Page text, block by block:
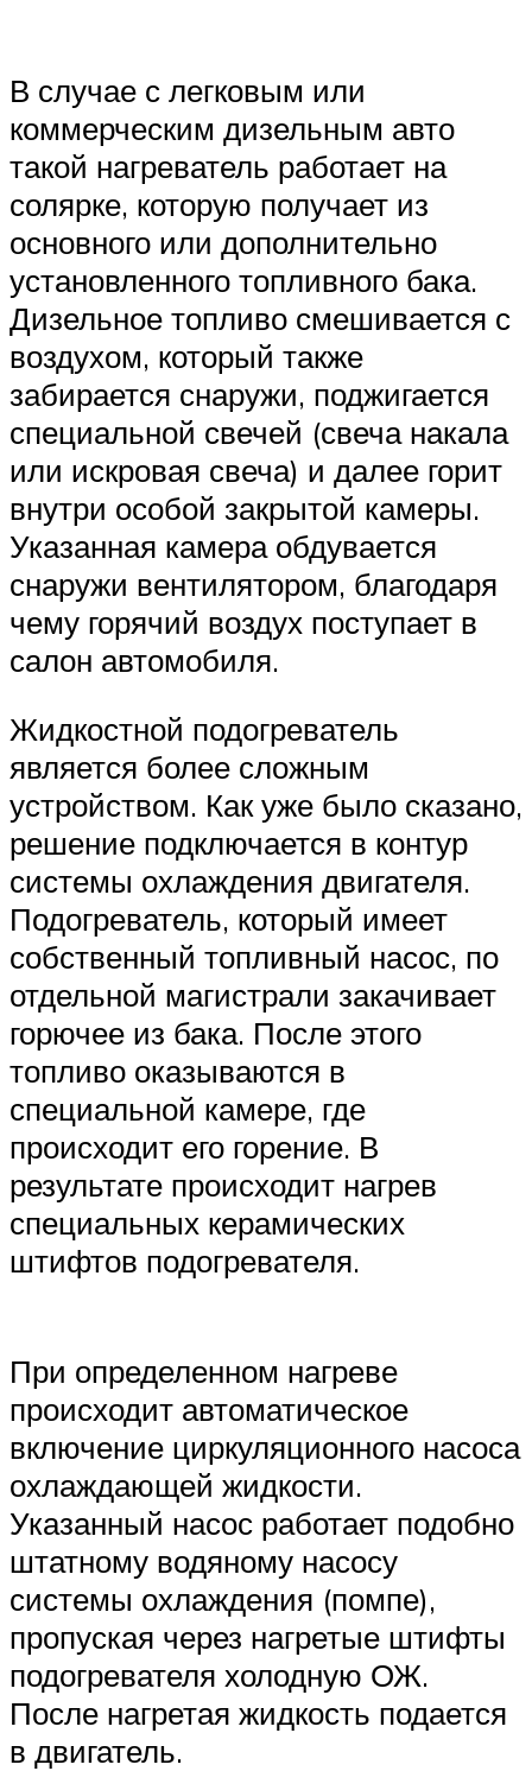
В случае с легковым или
коммерческим дизельным авто
такой нагреватель работает на
солярке, которую получает из
основного или дополнительно
установленного топливного бака.
Дизельное топливо смешивается с
воздухом, который также
забирается снаружи, поджигается
специальной свечей (свеча накала
или искровая свеча) и далее горит
внутри особой закрытой камеры.
Указанная камера обдувается
снаружи вентилятором, благодаря
чему горячий воздух поступает в
салон автомобиля.
Жидкостной подогреватель
является более сложным
устройством. Как уже было сказано,
решение подключается в контур
системы охлаждения двигателя.
Подогреватель, который имеет
собственный топливный насос, по
отдельной магистрали закачивает
горючее из бака. После этого
топливо оказываются в
специальной камере, где
происходит его горение. В
результате происходит нагрев
специальных керамических
штифтов подогревателя.
При определенном нагреве
происходит автоматическое
включение циркуляционного насоса
охлаждающей жидкости.
Указанный насос работает подобно
штатному водяному насосу
системы охлаждения (помпе),
пропуская через нагретые штифты
подогревателя холодную ОЖ.
После нагретая жидкость подается
в двигатель.